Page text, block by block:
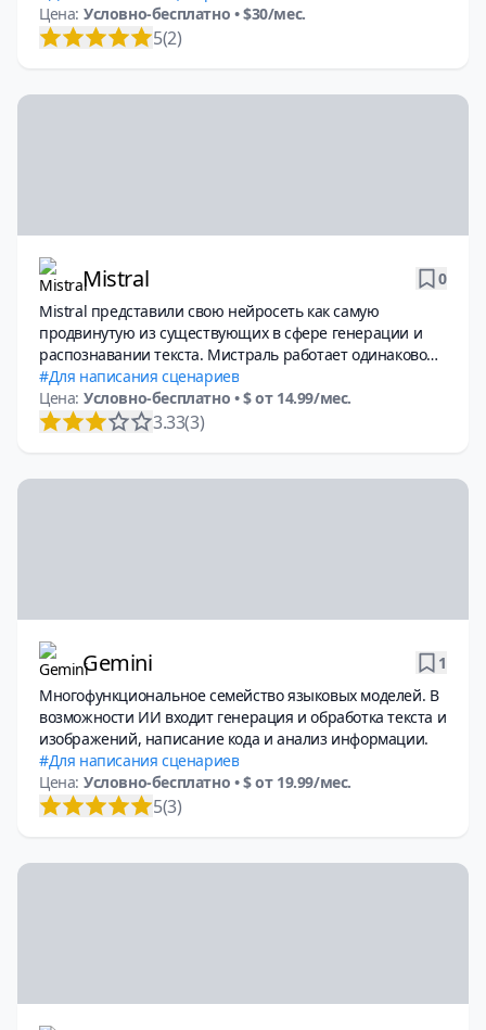
Цена: Условно-бесплатно • $30/мес.
5(2)
Mistral
0
Mistral представили свою нейросеть как самую
продвинутую из существующих в сфере генерации и
распознавании текста. Мистраль работает одинаково
хорошо с текстом, изображениями и таблицами.
Для написания сценариев
Цена: Условно-бесплатно • $ от 14.99/мес.
3.33(3)
Gemini
1
Многофункциональное семейство языковых моделей. В
возможности ИИ входит генерация и обработка текста и
изображений, написание кода и анализ информации.
Для написания сценариев
Цена: Условно-бесплатно • $ от 19.99/мес.
5(3)